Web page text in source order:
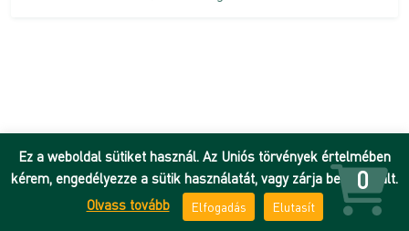
Ez a weboldal sütiket használ. Az Uniós törvények értelmében
kérem, engedélyezze a sütik használatát, vagy zárja be az oldalt.
Olvass tovább
Elfogadás Elutasít
0